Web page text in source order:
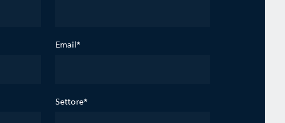
Email*
Settore*